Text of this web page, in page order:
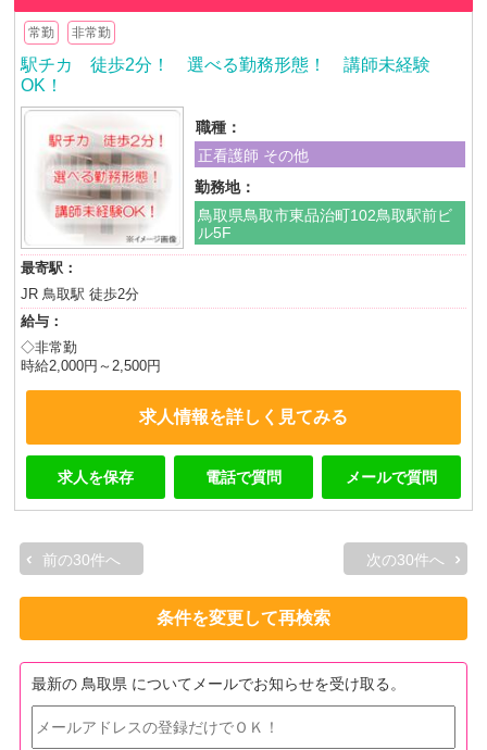
常勤 非常勤
駅チカ 徒歩2分！ 選べる勤務形態！ 講師未経験
OK！
職種：
正看護師 その他
勤務地：
鳥取県鳥取市東品治町102鳥取駅前ビ
ル5F
最寄駅：
JR 鳥取駅 徒歩2分
給与：
◇非常勤
時給2,000円～2,500円
求人情報を詳しく見てみる
求人を保存 電話で質問 メールで質問
前の30件へ 次の30件へ
条件を変更して再検索
最新の 鳥取県 についてメールでお知らせを受け取る。